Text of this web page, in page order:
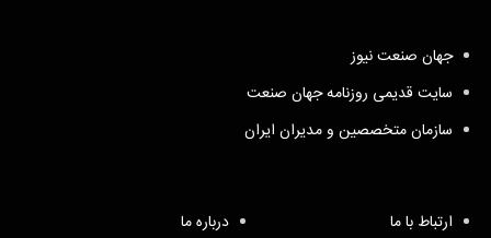
جهان صنعت نیوز
سایت قدیمی روزنامه جهان صنعت
سازمان متخصصین و مدیران ایران
ارتباط با ما درباره ما